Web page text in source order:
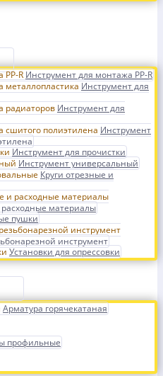
Инструмент для монтажа PP-R
Инструмент для
Инструмент для
Инструмент
Инструмент для прочистки
Инструмент универсальный
Круги отрезные и
материалы
пушки
инструмент
Установки для опрессовки
Арматура горячекатаная
профильные